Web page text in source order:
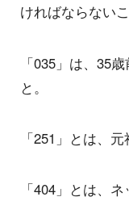
ければならないこ
「035」は、35
と。
「251」とは、
「404」とは、